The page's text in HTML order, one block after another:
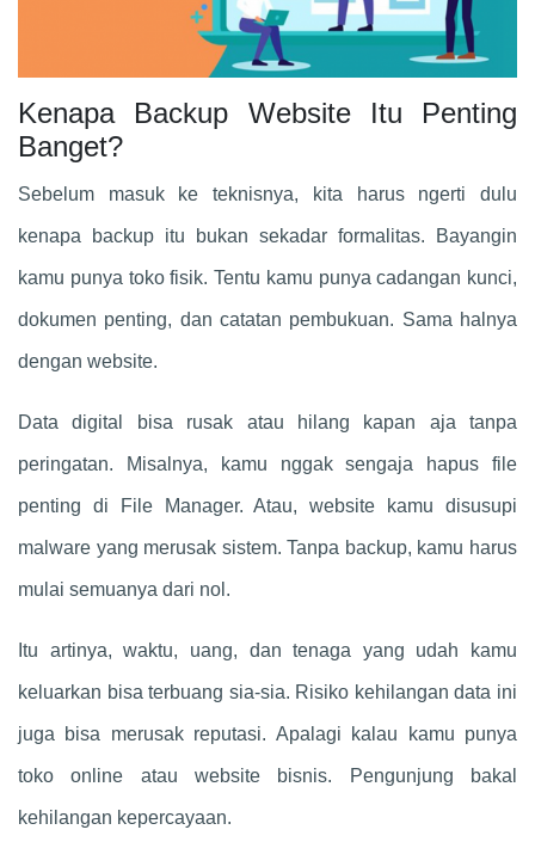
Kenapa Backup Website Itu Penting
Banget?
Sebelum masuk ke teknisnya, kita harus ngerti dulu
kenapa backup itu bukan sekadar formalitas. Bayangin
kamu punya toko fisik. Tentu kamu punya cadangan kunci,
dokumen penting, dan catatan pembukuan. Sama halnya
dengan website.
Data digital bisa rusak atau hilang kapan aja tanpa
peringatan. Misalnya, kamu nggak sengaja hapus file
penting di File Manager. Atau, website kamu disusupi
malware yang merusak sistem. Tanpa backup, kamu harus
mulai semuanya dari nol.
Itu artinya, waktu, uang, dan tenaga yang udah kamu
keluarkan bisa terbuang sia-sia. Risiko kehilangan data ini
juga bisa merusak reputasi. Apalagi kalau kamu punya
toko online atau website bisnis. Pengunjung bakal
kehilangan kepercayaan.